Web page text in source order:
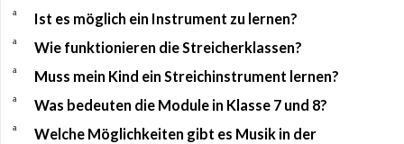
a Ist es möglich ein Instrument zu lernen?
a Wie funktionieren die Streicherklassen?
a Muss mein Kind ein Streichinstrument lernen?
a Was bedeuten die Module in Klasse 7 und 8?
a
Welche Möglichkeiten gibt es Musik in der